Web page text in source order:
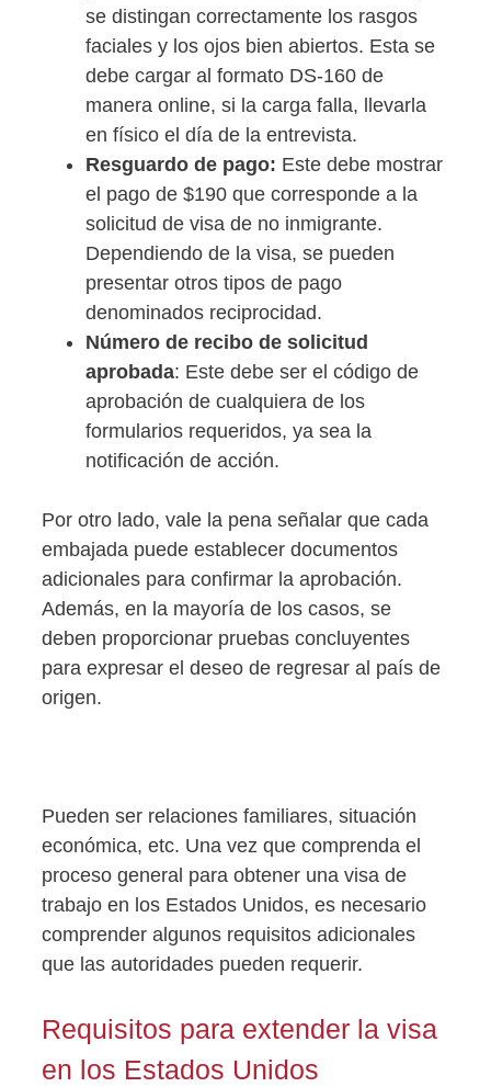
se distingan correctamente los rasgos
faciales y los ojos bien abiertos. Esta se
debe cargar al formato DS-160 de
manera online, si la carga falla, llevarla
en físico el día de la entrevista.
Resguardo de pago: Este debe mostrar
el pago de $190 que corresponde a la
solicitud de visa de no inmigrante.
Dependiendo de la visa, se pueden
presentar otros tipos de pago
denominados reciprocidad.
Número de recibo de solicitud
aprobada: Este debe ser el código de
aprobación de cualquiera de los
formularios requeridos, ya sea la
notificación de acción.
Por otro lado, vale la pena señalar que cada
embajada puede establecer documentos
adicionales para confirmar la aprobación.
Además, en la mayoría de los casos, se
deben proporcionar pruebas concluyentes
para expresar el deseo de regresar al país de
origen.
Pueden ser relaciones familiares, situación
económica, etc. Una vez que comprenda el
proceso general para obtener una visa de
trabajo en los Estados Unidos, es necesario
comprender algunos requisitos adicionales
que las autoridades pueden requerir.
Requisitos para extender la visa
en los Estados Unidos